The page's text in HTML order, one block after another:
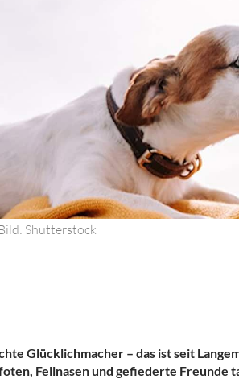
Shutterstock
Glücklichmacher – das ist seit
Fellnasen und gefiederte Freunde